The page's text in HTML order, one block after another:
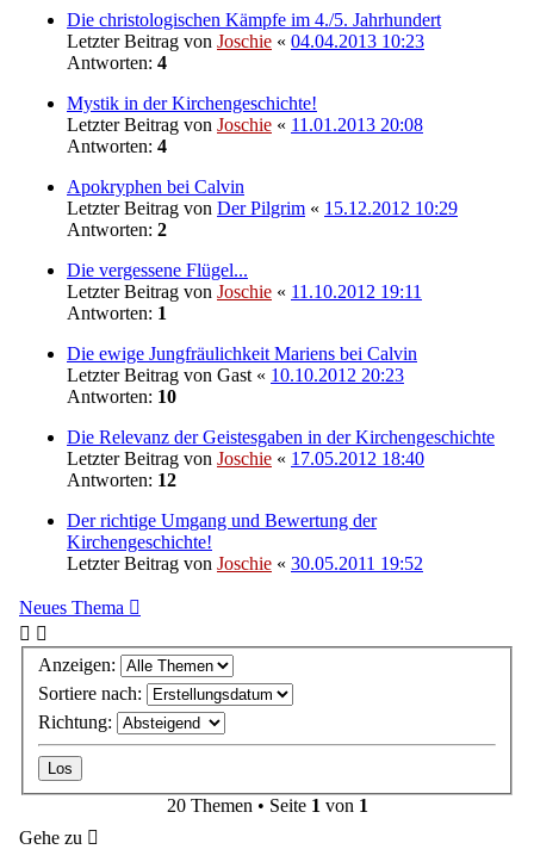
Die christologischen Kämpfe im 4./5. Jahrhundert
Letzter Beitrag von Joschie « 04.04.2013 10:23
Antworten: 4
Mystik in der Kirchengeschichte!
Letzter Beitrag von Joschie « 11.01.2013 20:08
Antworten: 4
Apokryphen bei Calvin
Letzter Beitrag von Der Pilgrim « 15.12.2012 10:29
Antworten: 2
Die vergessene Flügel...
Letzter Beitrag von Joschie « 11.10.2012 19:11
Antworten: 1
Die ewige Jungfräulichkeit Mariens bei Calvin
Letzter Beitrag von Gast « 10.10.2012 20:23
Antworten: 10
Die Relevanz der Geistesgaben in der Kirchengeschichte
Letzter Beitrag von Joschie « 17.05.2012 18:40
Antworten: 12
Der richtige Umgang und Bewertung der
Kirchengeschichte!
Letzter Beitrag von Joschie « 30.05.2011 19:52
Neues Thema
Anzeigen:
Sortiere nach:
Richtung:
20 Themen • Seite 1 von 1
Gehe zu